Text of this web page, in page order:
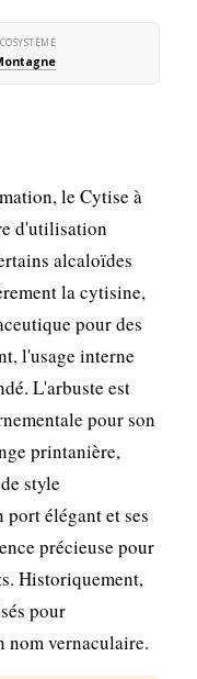
le Cytise à
d'utilisation
alcaloïdes
la cytisine,
pour des
l'usage interne
L'arbuste est
pour son
printanière,
style
élégant et ses
précieuse pour
Historiquement,
pour
nom vernaculaire.